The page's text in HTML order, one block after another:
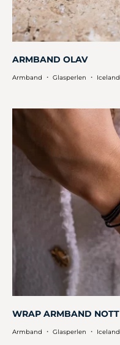
ARMBAND OLAV
Armband ・ Glasperlen ・ Iceland
WRAP ARMBAND NOTT
Armband ・ Glasperlen ・ Iceland